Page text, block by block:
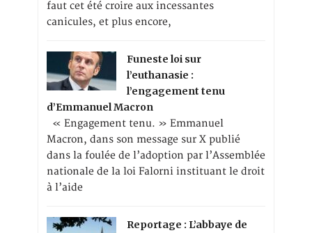
faut cet été croire aux incessantes
canicules, et plus encore,
Funeste loi sur
l’euthanasie :
l’engagement tenu
d’Emmanuel Macron
« Engagement tenu. » Emmanuel
Macron, dans son message sur X publié
dans la foulée de l’adoption par l’Assemblée
nationale de la loi Falorni instituant le droit
à l’aide
Reportage : L’abbaye de